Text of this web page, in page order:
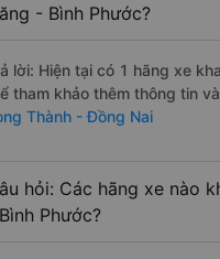
- Bình Phước?
lời: Hiện tại có 1 hãng xe
tham khảo thêm thông tin
Thành - Đồng Nai
hỏi: Các hãng xe nào
Phước?